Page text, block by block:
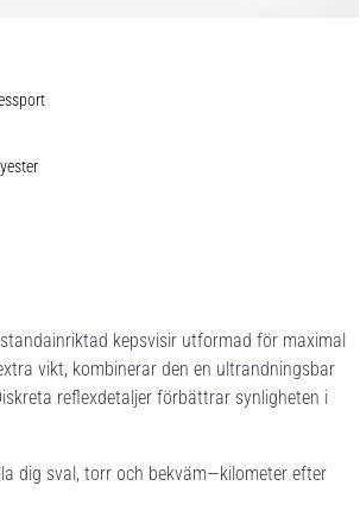
kepsvisir utformad för maximal
vikt, kombinerar den en ultrandningsbar
reflexdetaljer förbättrar synligheten i
dig sval, torr och bekväm—kilometer efter